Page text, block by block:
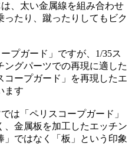
、太い金属線を組み合わせ
たり、蹴ったりしてもビク
プガード」ですが、1/35ス
グパーツでの再現に適した
ープガード」を再現したエ
ます
は「ペリスコープガード」
金属板を加工したエッチン
」ではなく「板」という印象